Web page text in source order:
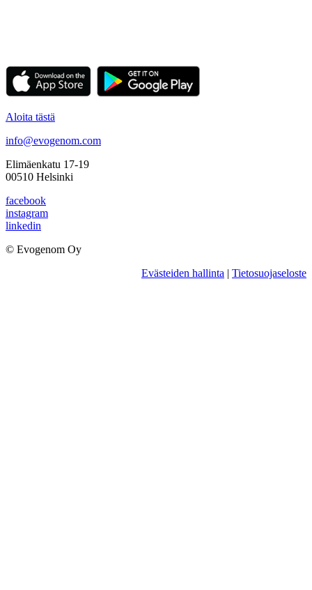
Aloita tästä
info@evogenom.com
Elimäenkatu 17-19
00510 Helsinki
facebook
instagram
linkedin
© Evogenom Oy
Evästeiden hallinta | Tietosuojaseloste